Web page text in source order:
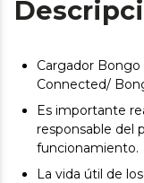
Cargador
Connected/
Es importante
responsable del
funcionamiento.
La vida útil de